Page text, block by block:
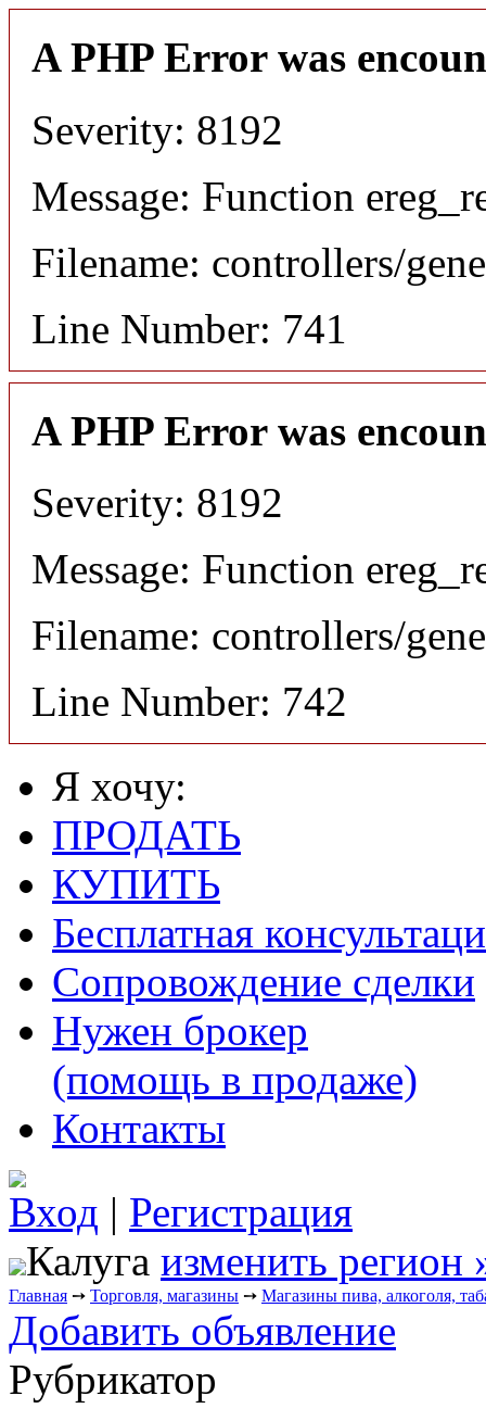
A PHP Error was
Severity: 8192
Message: Function
Filename: controllers/
Line Number: 741
A PHP Error was
Severity: 8192
Message: Function
Filename: controllers/
Line Number: 742
Я хочу:
ПРОДАТЬ
КУПИТЬ
Бесплатная
Сопровождение сделки
Нужен брокер
(помощь в продаже)
Контакты
Вход | Регистрация
Калуга изменить регион
Главная ➙ Торговля, магазины ➙ Магазины пива, алкоголя,
Добавить объявление
Рубрикатор